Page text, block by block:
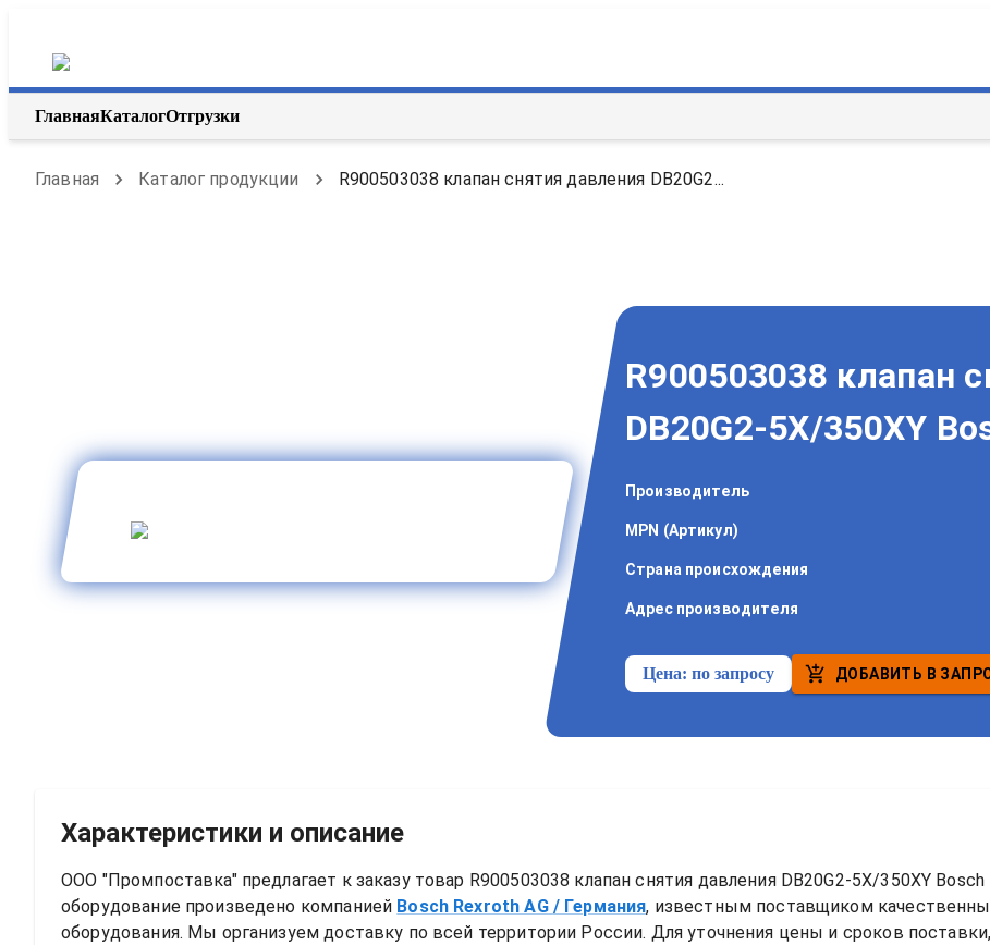
ГлавнаяКаталогОтгрузки
Главная Каталог продукции R900503038 клапан снятия давления DB20G2...
R900503038 клапан
DB20G2-5X/350XY
Производитель
MPN (Артикул)
Страна происхождения
Адрес производителя
Цена:по запросу ДОБАВИТЬ В
Характеристики и описание
ООО "Промпоставка" предлагает к заказу товар R900503038 клапан снятия давления DB20G2-5X/350XY
оборудование произведено компанией Bosch Rexroth AG / Германия, известным поставщиком
оборудования. Мы организуем доставку по всей территории России. Для уточнения цены и сроков